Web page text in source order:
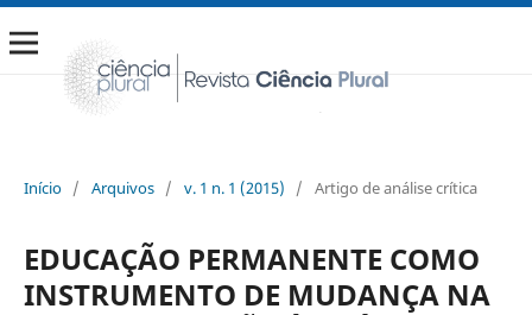
Início / Arquivos / v. 1 n. 1 (2015) / Artigo de análise crítica
EDUCAÇÃO PERMANENTE COMO
INSTRUMENTO DE MUDANÇA NA